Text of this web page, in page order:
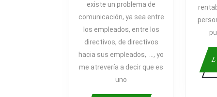
EN
CUENTA
A
LA
HORA
DE
IMPLANTAR
existe un problema de
comunicación, ya sea entre
los empleados, entre los
directivos, de directivos
hacia sus empleados, …, yo
me atrevería a decir que es
uno